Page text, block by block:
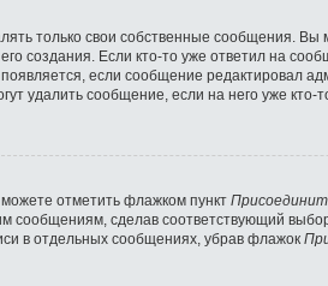
только свои собственные сообщения.
создания. Если кто-то уже ответил на
если сообщение редактировал
удалить сообщение, если на него уже кто-
отметить флажком пункт
сообщениям, сделав соответствующий
в отдельных сообщениях, убрав флажок